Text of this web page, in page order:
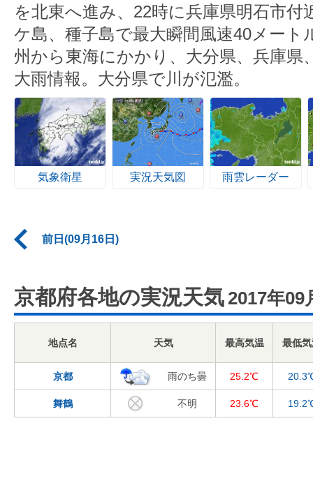
を北東へ進み、22時に兵庫県明石市付
ケ島、種子島で最大瞬間風速40メート
州から東海にかかり、大分県、兵庫県
大雨情報。大分県で川が氾濫。
気象衛星 実況天気図 雨雲レーダー
前日(09月16日)
京都府各地の実況天気 2017年09
地点名 天気 最高気温 最低
京都 雨のち曇 25.2℃
舞鶴 不明 23.6℃